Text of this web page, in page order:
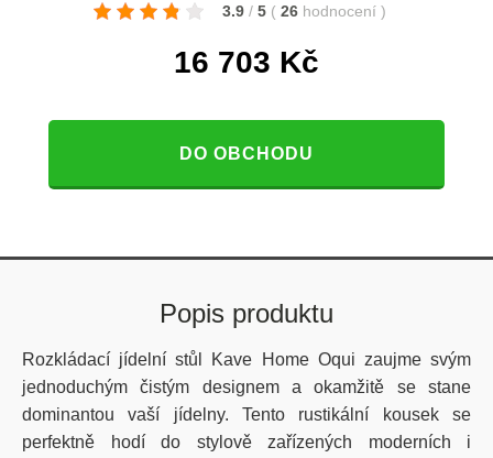
3.9 / 5 ( 26 hodnocení )
16 703 Kč
DO OBCHODU
Popis produktu
Rozkládací jídelní stůl Kave Home Oqui zaujme svým
jednoduchým čistým designem a okamžitě se stane
dominantou vaší jídelny. Tento rustikální kousek se
perfektně hodí do stylově zařízených moderních i